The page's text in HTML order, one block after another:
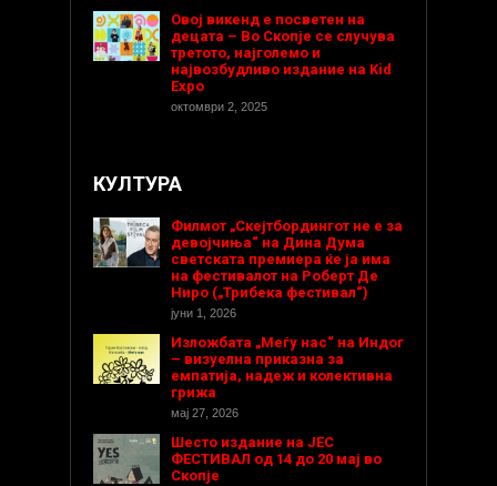
Овој викенд е посветен на
децата – Во Скопје се случува
третото, најголемо и
највозбудливо издание на Kid
Expo
октомври 2, 2025
КУЛТУРА
Филмот „Скејтбордингот не е за
девојчиња“ на Дина Дума
светската премиера ќе ја има
на фестивалот на Роберт Де
Ниро („Трибека фестивал“)
јуни 1, 2026
Изложбата „Меѓу нас“ на Индог
– визуелна приказна за
емпатија, надеж и колективна
грижа
мај 27, 2026
Шесто издание на ЈЕС
ФЕСТИВАЛ од 14 до 20 мај во
Скопје